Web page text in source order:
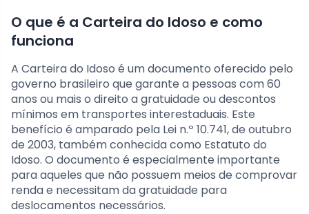
O que é a Carteira do Idoso e como
funciona
A Carteira do Idoso é um documento oferecido pelo
governo brasileiro que garante a pessoas com 60
anos ou mais o direito a gratuidade ou descontos
mínimos em transportes interestaduais. Este
benefício é amparado pela Lei n.º 10.741, de outubro
de 2003, também conhecida como Estatuto do
Idoso. O documento é especialmente importante
para aqueles que não possuem meios de comprovar
renda e necessitam da gratuidade para
deslocamentos necessários.